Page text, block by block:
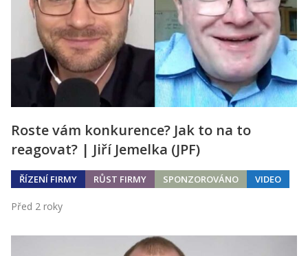
Roste vám konkurence? Jak to na to
reagovat? | Jiří Jemelka (JPF)
ŘÍZENÍ FIRMY RŮST FIRMY SPONZOROVÁNO VIDEO
Před 2 roky